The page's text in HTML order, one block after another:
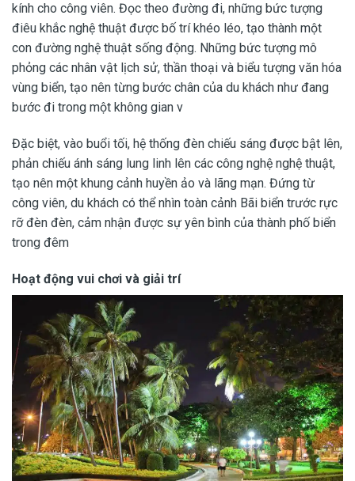
kính cho công viên. Đọc theo đường đi, những bức tượng
điêu khắc nghệ thuật được bố trí khéo léo, tạo thành một
con đường nghệ thuật sống động. Những bức tượng mô
phỏng các nhân vật lịch sử, thần thoại và biểu tượng văn hóa
vùng biển, tạo nên từng bước chân của du khách như đang
bước đi trong một không gian v
Đặc biệt, vào buổi tối, hệ thống đèn chiếu sáng được bật lên,
phản chiếu ánh sáng lung linh lên các công nghệ nghệ thuật,
tạo nên một khung cảnh huyền ảo và lãng mạn. Đứng từ
công viên, du khách có thể nhìn toàn cảnh Bãi biển trước rực
rỡ đèn đèn, cảm nhận được sự yên bình của thành phố biển
trong đêm
Hoạt động vui chơi và giải trí